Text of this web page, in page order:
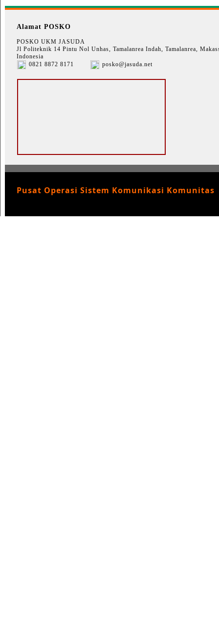
Alamat POSKO
POSKO UKM JASUDA
Jl Politeknik 14 Pintu Nol Unhas, Tamalanrea Indah, Tamalanrea,
Indonesia
0821 8872 8171
posko@jasuda.net
Pusat Operasi Sistem Komunikasi Komunitas